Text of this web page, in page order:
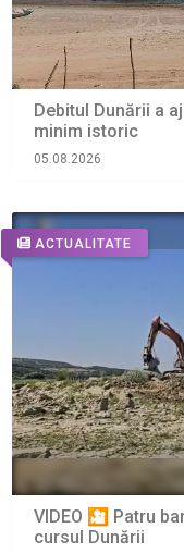
Debitul Dunării a
minim istoric
05.08.2026
ACTUALITATE
VIDEO 🎦 Patru
cursul Dunării